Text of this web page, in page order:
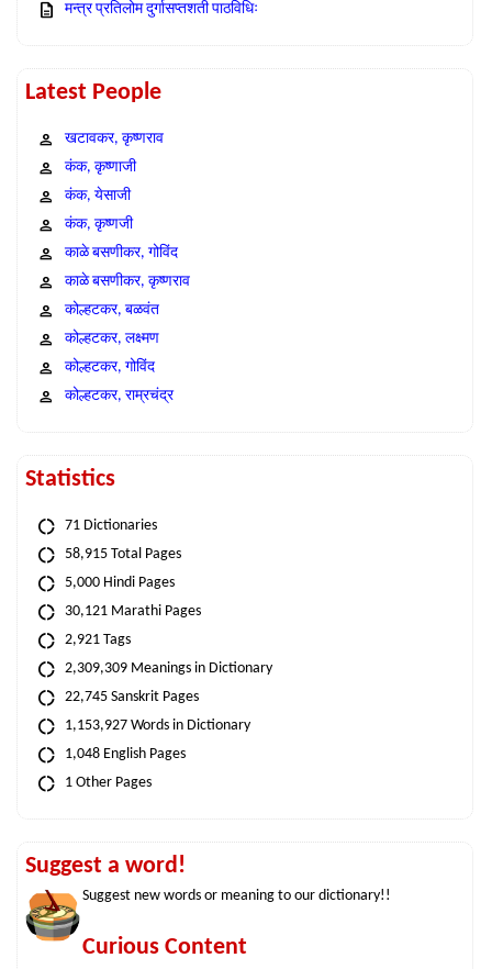
मन्त्र प्रतिलोम दुर्गासप्तशती पाठविधिः
Latest People
खटावकर, कृष्णराव
कंक, कृष्णाजी
कंक, येसाजी
कंक, कृष्णजी
काळे बसणीकर, गोविंद
काळे बसणीकर, कृष्णराव
कोल्हटकर, बळवंत
कोल्हटकर, लक्ष्मण
कोल्हटकर, गोविंद
कोल्हटकर, राम्रचंद्र
Statistics
71 Dictionaries
58,915 Total Pages
5,000 Hindi Pages
30,121 Marathi Pages
2,921 Tags
2,309,309 Meanings in Dictionary
22,745 Sanskrit Pages
1,153,927 Words in Dictionary
1,048 English Pages
1 Other Pages
Suggest a word!
Suggest new words or meaning to our dictionary!!
Curious Content